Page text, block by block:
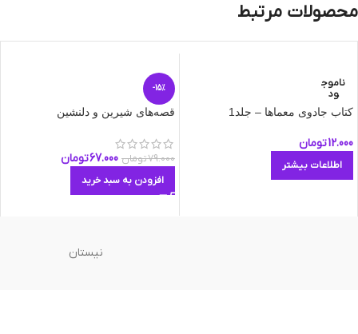
محصولات مرتبط
ناموج
ود
کتاب جادوی معماها – جلد1
12.000تومان
اطلاعات بیشتر
-15%
قصه‌های شیرین و دلنشین
79.000تومان 67.000تومان
افزودن به سبد خرید
نیستان